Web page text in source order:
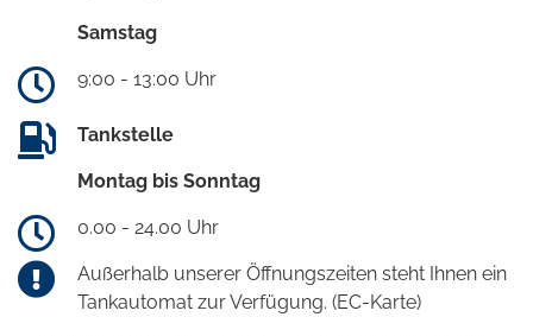
Samstag
9:00 - 13:00 Uhr
Tankstelle
Montag bis Sonntag
0.00 - 24.00 Uhr
Außerhalb unserer Öffnungszeiten steht Ihnen ein
Tankautomat zur Verfügung. (EC-Karte)